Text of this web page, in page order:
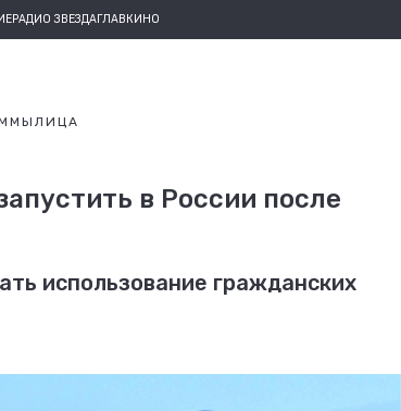
РАДИО ЗВЕЗДАГЛАВКИНО
ЛИЦА
в России после
использование гражданских